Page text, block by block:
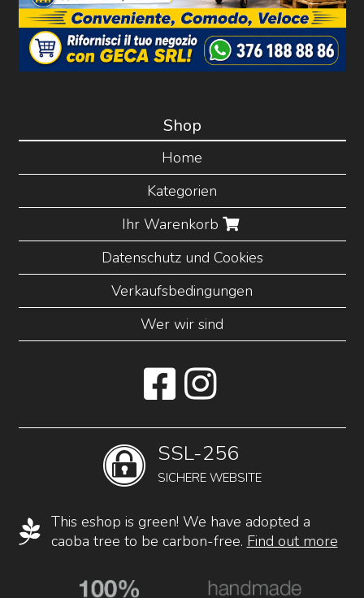
Shop
Home
Kategorien
Ihr Warenkorb
Datenschutz und Cookies
Verkaufsbedingungen
Wer wir sind
SSL-256
SICHERE WEBSITE
This eshop is green! We have adopted a
caoba tree to be carbon-free. Find out more